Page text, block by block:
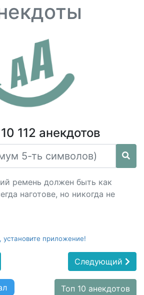
112 анекдотов
ремень должен быть как
наготове, но никогда не
установите приложение!
Следующий
Топ 10 анекдотов